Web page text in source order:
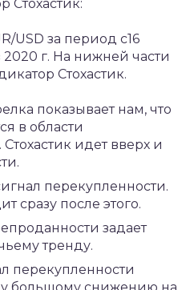
Стохастик:
USD за период с16
г. На нижней части
Стохастик.
показывает нам, что
в области
идет вверх и
перекупленности.
сразу после этого.
задает
тренду.
перекупленности